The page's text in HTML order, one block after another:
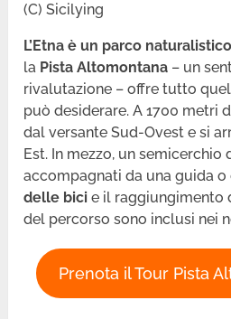
(C) Sicilying
L’Etna è un parco
la Pista Altomontana – un
rivalutazione – offre tutto
può desiderare. A 1700 metri
dal versante Sud-Ovest e si
Est. In mezzo, un semicerchio
accompagnati da una guida o
delle bici e il raggiungimento
del percorso sono inclusi nei
Prenota il Tour Pista